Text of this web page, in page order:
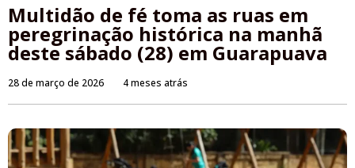
Multidão de fé toma as ruas em
peregrinação histórica na manhã
deste sábado (28) em Guarapuava
28 de março de 2026 4 meses atrás